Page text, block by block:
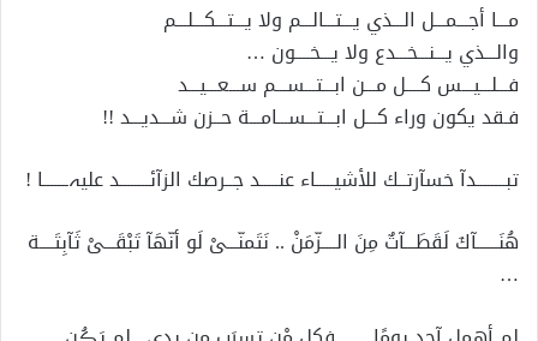
مـــا أجـــمـــل الـــذي يـــتـــالـــم ولا يـــتـــكـــلـــم
والـــذي يـــنـــخـــدع ولا يـــخــــون …
فـــلـــيـــس كــــل مـــن ابـــتـــســـم ســـعـــيـــد
فـقد يكون وراء كـــل ابـــتـــســـامـــة حــزن شـــديـــد !!
تبــــــــدآ خسآرتــك للأشيـــــاء عنـــــد جــرصك الزآئــــــــد عليہـــــــا !
هُنَــــــآكَ لَقَطَـــآتٌ مِنَ الــــزّمَنْ .. نَتَمنّـــىْ لَو أنّهَآ تَبْقَـــىْ ثَآبِتَــــة
…